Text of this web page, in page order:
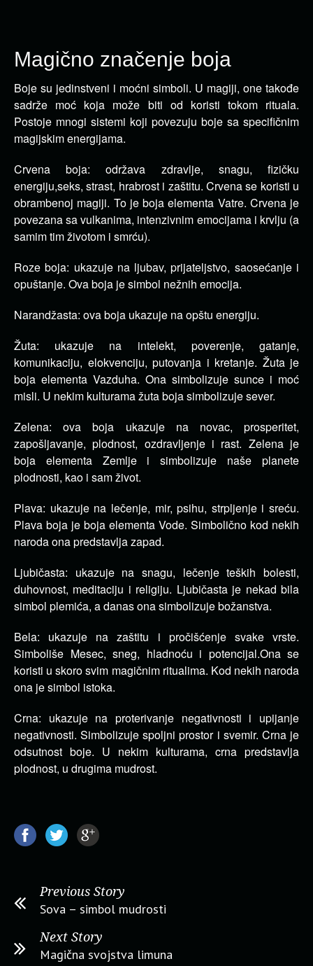
Magično značenje boja
Boje su jedinstveni i moćni simboli. U magiji, one takođe
sadrže moć koja može biti od koristi tokom rituala.
Postoje mnogi sistemi koji povezuju boje sa specifičnim
magijskim energijama.
Crvena boja: održava zdravlje, snagu, fizičku
energiju,seks, strast, hrabrost i zaštitu. Crvena se koristi u
obrambenoj magiji. To je boja elementa Vatre. Crvena je
povezana sa vulkanima, intenzivnim emocijama i krvlju (a
samim tim životom i smrću).
Roze boja: ukazuje na ljubav, prijateljstvo, saosećanje i
opuštanje. Ova boja je simbol nežnih emocija.
Narandžasta: ova boja ukazuje na opštu energiju.
Žuta: ukazuje na intelekt, poverenje, gatanje,
komunikaciju, elokvenciju, putovanja i kretanje. Žuta je
boja elementa Vazduha. Ona simbolizuje sunce i moć
misli. U nekim kulturama žuta boja simbolizuje sever.
Zelena: ova boja ukazuje na novac, prosperitet,
zapošljavanje, plodnost, ozdravljenje i rast. Zelena je
boja elementa Zemlje i simbolizuje naše planete
plodnosti, kao i sam život.
Plava: ukazuje na lečenje, mir, psihu, strpljenje i sreću.
Plava boja je boja elementa Vode. Simbolično kod nekih
naroda ona predstavlja zapad.
Ljubičasta: ukazuje na snagu, lečenje teških bolesti,
duhovnost, meditaciju i religiju. Ljubičasta je nekad bila
simbol plemića, a danas ona simbolizuje božanstva.
Bela: ukazuje na zaštitu i pročišćenje svake vrste.
Simboliše Mesec, sneg, hladnoću i potencijal.Ona se
koristi u skoro svim magičnim ritualima. Kod nekih naroda
ona je simbol istoka.
Crna: ukazuje na proterivanje negativnosti i upijanje
negativnosti. Simbolizuje spoljni prostor i svemir. Crna je
odsutnost boje. U nekim kulturama, crna predstavlja
plodnost, u drugima mudrost.
Previous Story
Sova – simbol mudrosti
Next Story
Magična svojstva limuna